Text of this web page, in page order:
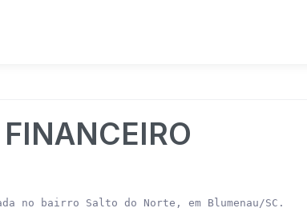
no bairro Salto do Norte, em Blumenau/SC.